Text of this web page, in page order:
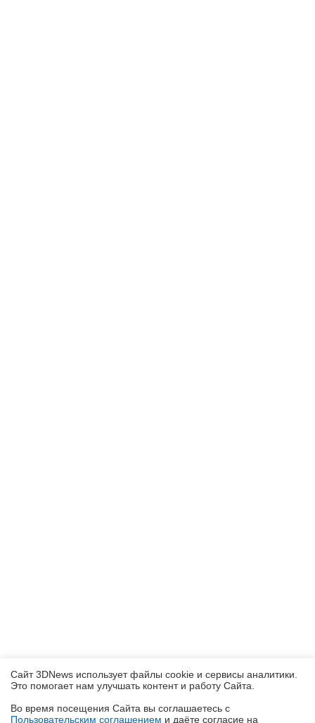
Сайт 3DNews использует файлы cookie и сервисы аналитики.
Это помогает нам улучшать контент и работу Cайта.
Во время посещения Cайта вы соглашаетесь с
Пользовательским соглашением и даёте согласие на